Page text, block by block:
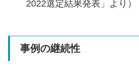
2022選定結果発表」より）
事例の継続性